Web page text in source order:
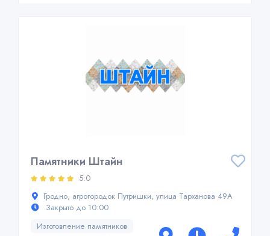
Памятники Штайн
5.0
Гродно, агрогородок Путришки, улица Тарханова 49А
Закрыто до 10:00
Изготовление памятников